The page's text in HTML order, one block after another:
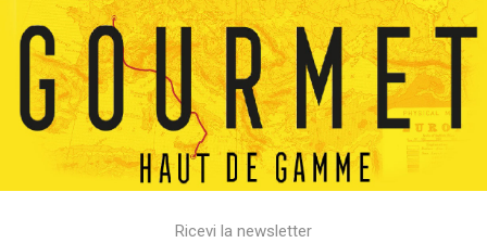
Ricevi la newsletter